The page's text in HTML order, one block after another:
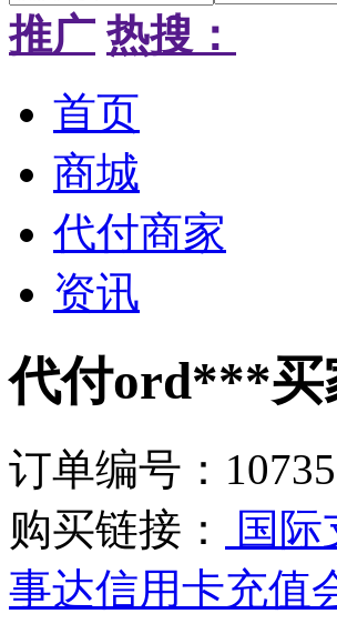
推广 热搜：
首页
商城
代付商家
资讯
代付ord***买
订单编号：10735
购买链接：
国
事达信用卡充值